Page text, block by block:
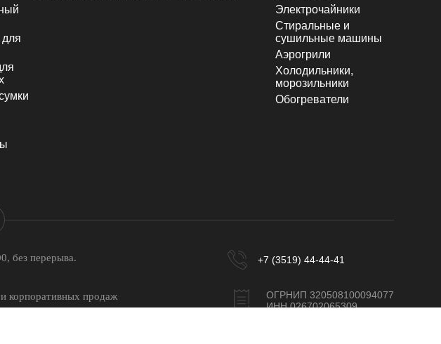
Электрочайники
Стиральные и
сушильные машины
Аэрогрили
Холодильники,
морозильники
Обогреватели
без перерыва.
корпоративных продаж
+7 (3519) 44-44-41
ОГРНИП 320508100094077
ИНН 026702065309